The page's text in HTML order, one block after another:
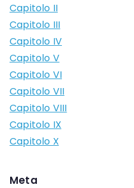
Capitolo II
Capitolo III
Capitolo IV
Capitolo V
Capitolo VI
Capitolo VII
Capitolo VIII
Capitolo IX
Capitolo X
Meta